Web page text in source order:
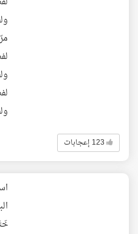
123 إعجابات